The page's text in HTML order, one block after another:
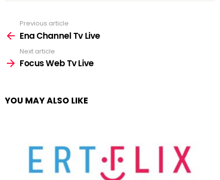
more
Previous article
Ena Channel Tv Live
Next article
Focus Web Tv Live
YOU MAY ALSO LIKE